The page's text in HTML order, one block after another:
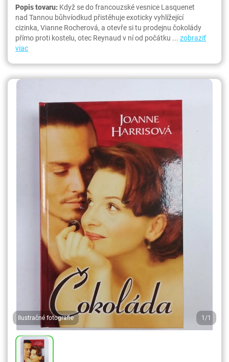
Popis tovaru: Když se do francouzské vesnice Lasquenet
nad Tannou bůhvíodkud přistěhuje exoticky vyhlížející
cizinka, Vianne Rocherová, a otevře si tu prodejnu čokolády
přímo proti kostelu, otec Reynaud v ní od počátku ... zobraziť
viac
Ilustračné fotografie 1/1